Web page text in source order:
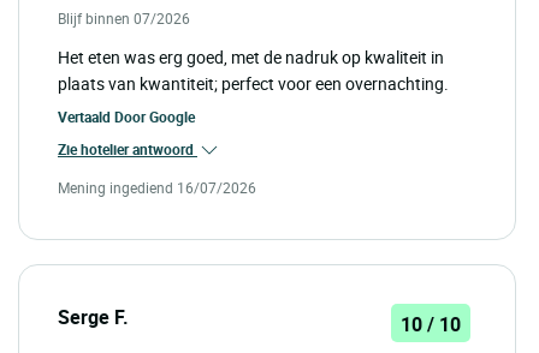
Blijf binnen 07/2026
Het eten was erg goed, met de nadruk op kwaliteit in
plaats van kwantiteit; perfect voor een overnachting.
Vertaald DoorGoogle
Zie hotelier antwoord
Mening ingediend 16/07/2026
Serge F. 10 / 10